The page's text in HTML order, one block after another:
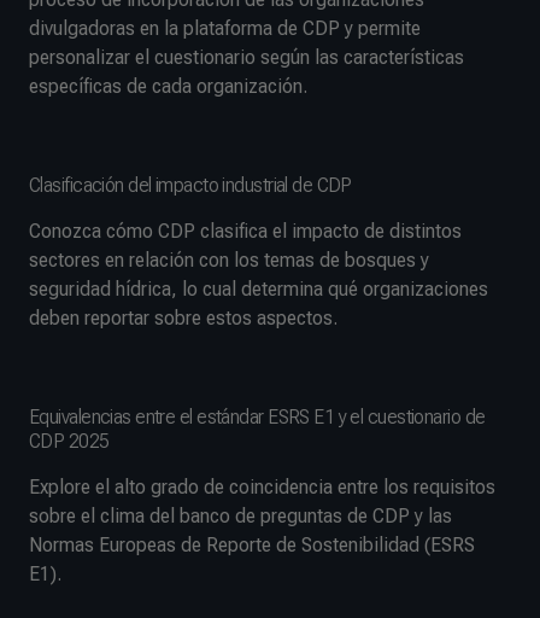
divulgadoras en la plataforma de CDP y permite
personalizar el cuestionario según las características
específicas de cada organización.
Clasificación del impacto industrial de CDP
Conozca cómo CDP clasifica el impacto de distintos
sectores en relación con los temas de bosques y
seguridad hídrica, lo cual determina qué organizaciones
deben reportar sobre estos aspectos.
Equivalencias entre el estándar ESRS E1 y el cuestionario de
CDP 2025
Explore el alto grado de coincidencia entre los requisitos
sobre el clima del banco de preguntas de CDP y las
Normas Europeas de Reporte de Sostenibilidad (ESRS
E1).